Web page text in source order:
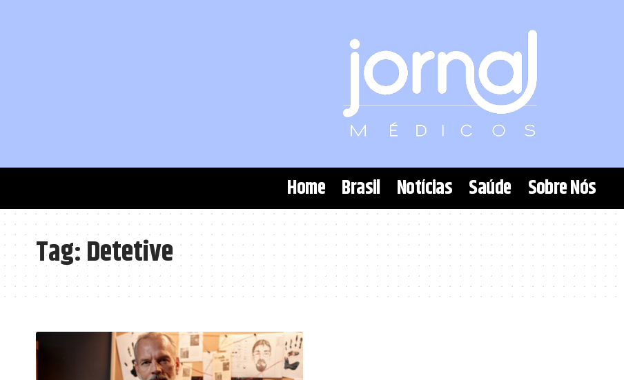
Home Brasil Notícias Saúde Sobre Nós
Tag:Detetive